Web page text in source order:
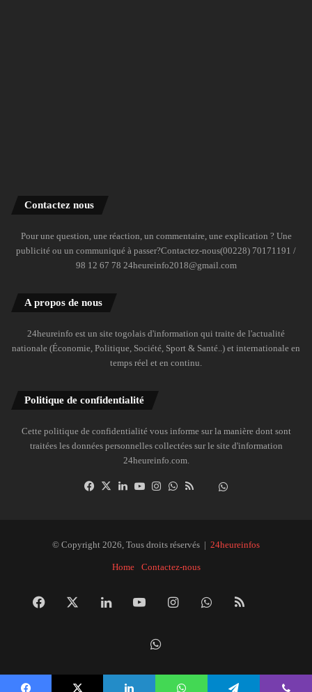
Contactez nous
Pour une question, une réaction, un commentaire, une explication ? Une
publicité ou un communiqué à passer?Contactez-nous(00228) 70171191 /
98 12 67 78 24heureinfo2018@gmail.com
A propos de nous
24heureinfo est un site togolais d'information qui traite de l'actualité
nationale (Économie, Politique, Société, Sport & Santé..) et internationale en
temps réel et en continu.
Politique de confidentialité
Cette politique de confidentialité vous informe sur la manière dont sont
traitées les données personnelles collectées sur le site d'information
24heureinfo.com.
Facebook
X LinkedinYouTubeInstagramWhatsAppDailymotion
© Copyright 2026, Tous droits réservés | 24heureinfos
Home Contactez-nous
Facebook LinkedinYouTubeInstagramWhatsApp
RSS
la